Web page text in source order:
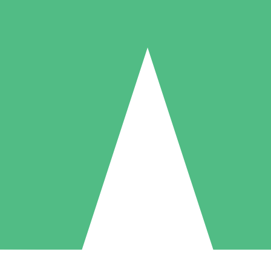
Individuelle Credit-Pakete
nach Bedarf mit Download-Credits. Keine monatliche Verpflichtung